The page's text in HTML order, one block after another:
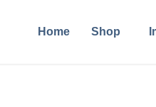
Home Shop